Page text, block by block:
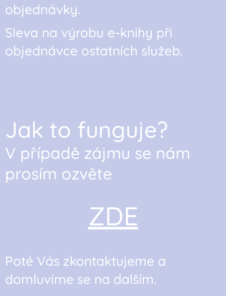
objednávky.
Sleva na výrobu e-knihy při
objednávce ostatních služeb.
Jak to funguje?
V případě zájmu se nám
prosím ozvěte
ZDE
Poté Vás zkontaktujeme a
domluvíme se na dalším.